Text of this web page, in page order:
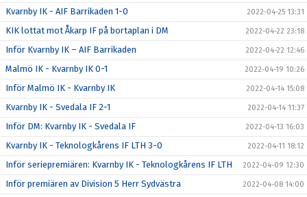
Kvarnby IK - AIF Barrikaden 1-0 2022-04-25 13:31
KIK lottat mot Åkarp IF på bortaplan i DM 2022-04-22 23:18
Inför Kvarnby IK – AIF Barrikaden 2022-04-22 12:46
Malmö IK - Kvarnby IK 0-1 2022-04-19 10:26
Inför Malmö IK - Kvarnby IK 2022-04-14 15:08
Kvarnby IK - Svedala IF 2-1 2022-04-14 11:37
Inför DM: Kvarnby IK - Svedala IF 2022-04-13 16:03
Kvarnby IK - Teknologkårens IF LTH 3-0 2022-04-11 18:12
Inför seriepremiären: Kvarnby IK - Teknologkårens IF LTH 2022-04-09 12:30
Inför premiären av Division 5 Herr Sydvästra 2022-04-08 14:00